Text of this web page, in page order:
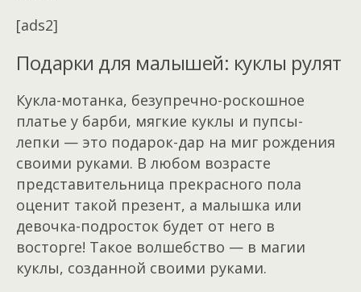
[ads2]
Подарки для малышей: куклы рулят
Кукла-мотанка, безупречно-роскошное
платье у барби, мягкие куклы и пупсы-
лепки — это подарок-дар на миг рождения
своими руками. В любом возрасте
представительница прекрасного пола
оценит такой презент, а малышка или
девочка-подросток будет от него в
восторге! Такое волшебство — в магии
куклы, созданной своими руками.